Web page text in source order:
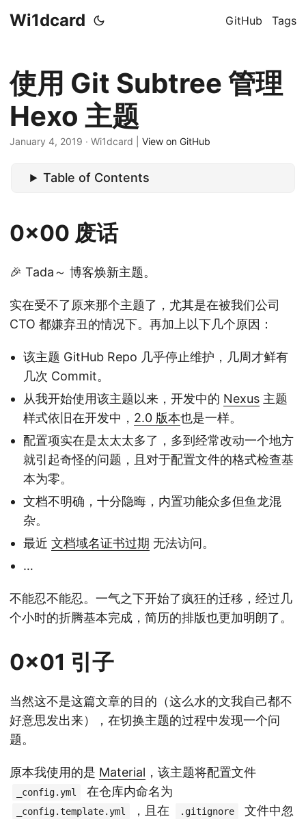
Wi1dcard GitHub Tags
使用 Git Subtree 管理
Hexo 主题
January 4, 2019 · Wi1dcard | View on GitHub
Table of Contents
0x00 废话
🎉 Tada～ 博客焕新主题。
实在受不了原来那个主题了，尤其是在被我们公司
CTO 都嫌弃丑的情况下。再加上以下几个原因：
该主题 GitHub Repo 几乎停止维护，几周才鲜有
几次 Commit。
从我开始使用该主题以来，开发中的 Nexus 主题
样式依旧在开发中， 2.0 版本也是一样。
配置项实在是太太太多了，多到经常改动一个地方
就引起奇怪的问题，且对于配置文件的格式检查基
本为零。
文档不明确，十分隐晦，内置功能众多但鱼龙混
杂。
最近 文档域名证书过期 无法访问。
…
不能忍不能忍。一气之下开始了疯狂的迁移，经过几
个小时的折腾基本完成，简历的排版也更加明朗了。
0x01 引子
当然这不是这篇文章的目的（这么水的文我自己都不
好意思发出来），在切换主题的过程中发现一个问
题。
原本我使用的是 Material ，该主题将配置文件
_config.yml 在仓库内命名为
_config.template.yml ，且在 .gitignore
文件中忽